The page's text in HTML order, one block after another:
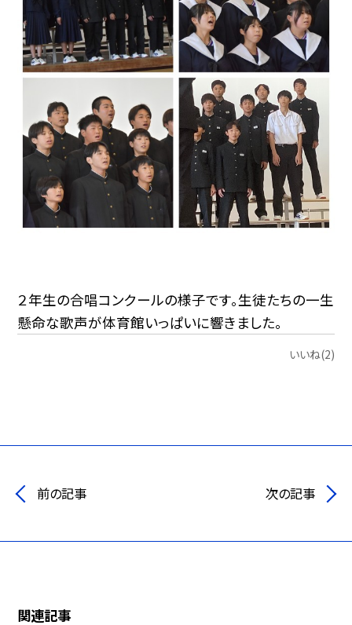
２年生の合唱コンクールの様子です。生徒たちの一生
懸命な歌声が体育館いっぱいに響きました。
いいね(2)
前の記事 次の記事
関連記事